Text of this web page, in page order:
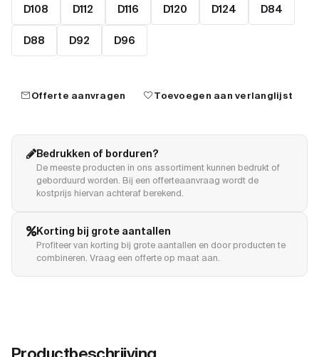
D108 D112 D116 D120 D124 D84
D88 D92 D96
mailOfferte aanvragen favoriteToevoegen aan verlanglijst
Bedrukken of borduren?
De meeste producten in ons assortiment kunnen bedrukt of
geborduurd worden. Bij een offerteaanvraag wordt de
kostprijs hiervan achteraf berekend.
Korting bij grote aantallen
Profiteer van korting bij grote aantallen en door producten te
combineren. Vraag een offerte op maat aan.